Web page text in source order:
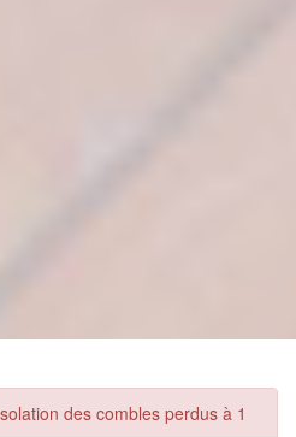
des combles perdus à 1